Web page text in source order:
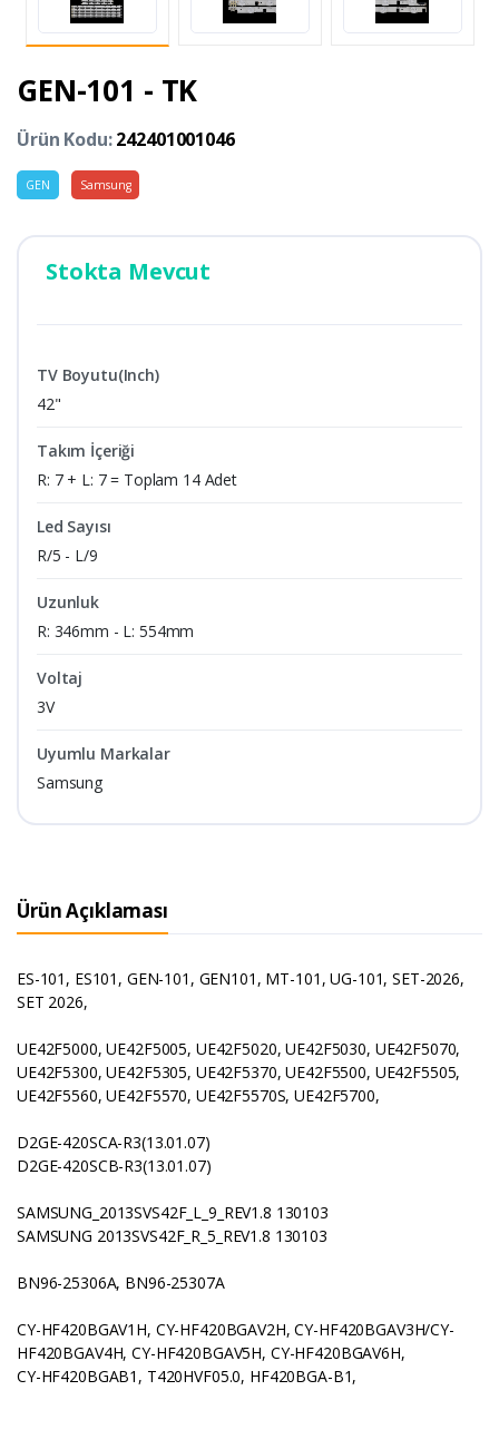
GEN-101 - TK
Ürün Kodu:242401001046
GEN Samsung
Stokta Mevcut
TV Boyutu(Inch)
42"
Takım İçeriği
R: 7 + L: 7 = Toplam 14 Adet
Led Sayısı
R/5 - L/9
Uzunluk
R: 346mm - L: 554mm
Voltaj
3V
Uyumlu Markalar
Samsung
Ürün Açıklaması
ES-101, ES101, GEN-101, GEN101, MT-101, UG-101, SET-2026,
SET 2026,
UE42F5000, UE42F5005, UE42F5020, UE42F5030, UE42F5070,
UE42F5300, UE42F5305, UE42F5370, UE42F5500, UE42F5505,
UE42F5560, UE42F5570, UE42F5570S, UE42F5700,
D2GE-420SCA-R3(13.01.07)
D2GE-420SCB-R3(13.01.07)
SAMSUNG_2013SVS42F_L_9_REV1.8 130103
SAMSUNG 2013SVS42F_R_5_REV1.8 130103
BN96-25306A, BN96-25307A
CY-HF420BGAV1H, CY-HF420BGAV2H, CY-HF420BGAV3H/CY-
HF420BGAV4H, CY-HF420BGAV5H, CY-HF420BGAV6H,
CY-HF420BGAB1, T420HVF05.0, HF420BGA-B1,